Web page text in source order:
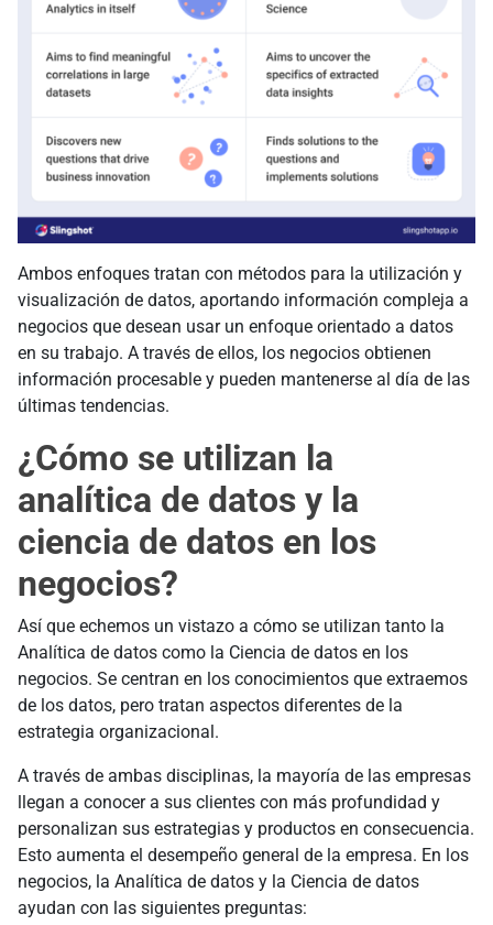
Ambos enfoques tratan con métodos para la utilización y
visualización de datos, aportando información compleja a
negocios que desean usar un enfoque orientado a datos
en su trabajo. A través de ellos, los negocios obtienen
información procesable y pueden mantenerse al día de las
últimas tendencias.
¿Cómo se utilizan la
analítica de datos y la
ciencia de datos en los
negocios?
Así que echemos un vistazo a cómo se utilizan tanto la
Analítica de datos como la Ciencia de datos en los
negocios. Se centran en los conocimientos que extraemos
de los datos, pero tratan aspectos diferentes de la
estrategia organizacional.
A través de ambas disciplinas, la mayoría de las empresas
llegan a conocer a sus clientes con más profundidad y
personalizan sus estrategias y productos en consecuencia.
Esto aumenta el desempeño general de la empresa. En los
negocios, la Analítica de datos y la Ciencia de datos
ayudan con las siguientes preguntas: